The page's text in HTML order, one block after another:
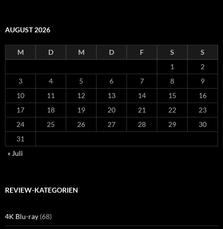
AUGUST 2026
M D M D F S
S
1
2
3
4 5 6 7 8
9
10
11 12 13 14 15
16
17
18 19 20 21 22
23
24
25 26 27 28 29
30
31
« Juli
REVIEW-KATEGORIEN
4K Blu-ray (68)